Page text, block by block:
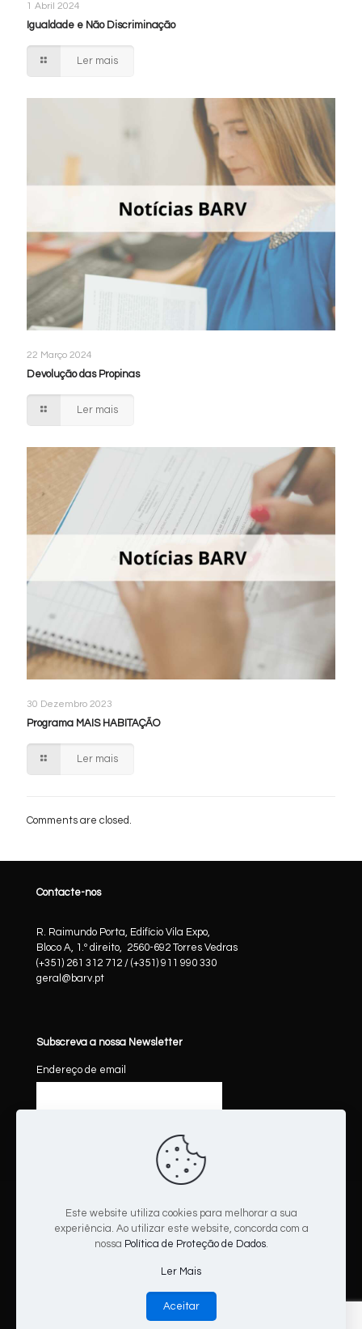
1 Abril 2024
Igualdade e Não Discriminação
Ler mais
22 Março 2024
Devolução das Propinas
Ler mais
30 Dezembro 2023
Programa MAIS HABITAÇÃO
Ler mais
Comments are closed.
Contacte-nos
R. Raimundo Porta, Edifício Vila Expo,
Bloco A, 1.º direito, 2560-692 Torres Vedras
(+351) 261 312 712 / (+351) 911 990 330
geral@barv.pt
Subscreva a nossa Newsletter
Endereço de email
© 2025 BARV Sociedade de Advogados, S.P, R.L. All Rights
Reserved.
Este website utiliza cookies para melhorar a sua
experiência. Ao utilizar este website, concorda com a
nossa Política de Proteção de Dados.
Ler Mais
Aceitar